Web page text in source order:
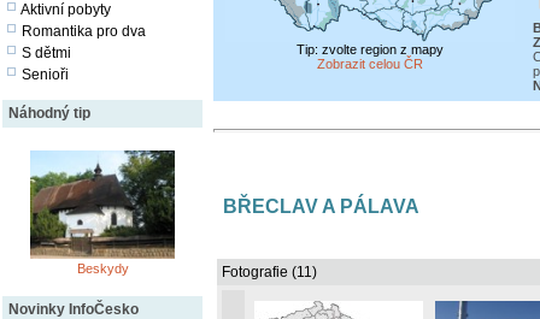
Aktivní pobyty
Romantika pro dva
S dětmi
Senioři
Náhodný tip
Beskydy
Novinky InfoČesko
Tip: zvolte region z mapy
Zobrazit celou ČR
BŘECLAV A PÁLAVA
Fotografie (11)